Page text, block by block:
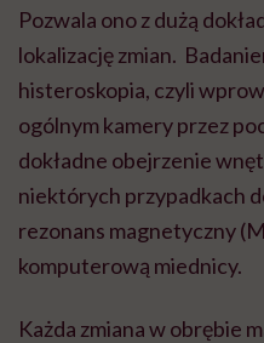
Pozwala ono z dużą
lokalizację zmian.
histeroskopia, czyli
ogólnym kamery przez
dokładne obejrzenie
niektórych przypadkach
rezonans magnetyczny
komputerową miednicy.
Każda zmiana w obrębie